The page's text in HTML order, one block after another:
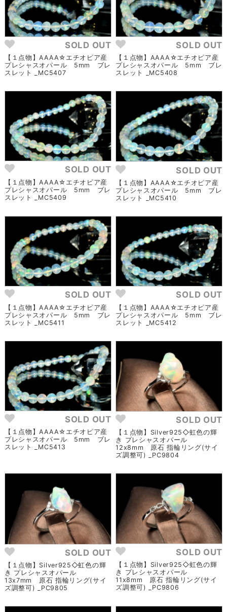
SOLD OUT
【１点物】AAAA☆エチオピア産
プレシャスオパール 5mm ブレ
スレット _MC5407
SOLD OUT
【１点物】AAAA☆エチオピア産
プレシャスオパール 5mm ブレ
スレット _MC5408
SOLD OUT
【１点物】AAAA☆エチオピア産
プレシャスオパール 5mm ブレ
スレット _MC5409
SOLD OUT
【１点物】AAAA☆エチオピア産
プレシャスオパール 5mm ブレ
スレット _MC5410
SOLD OUT
【１点物】AAAA☆エチオピア産
プレシャスオパール 5mm ブレ
スレット _MC5411
SOLD OUT
【１点物】AAAA☆エチオピア産
プレシャスオパール 5mm ブレ
スレット _MC5412
SOLD OUT
【１点物】AAAA☆エチオピア産
プレシャスオパール 5mm ブレ
スレット _MC5413
SOLD OUT
【１点物】Silver925◇虹色の輝
き プレシャスオパール
12x8mm 原石 指輪リング(サイ
ズ調整可) _PC9804
SOLD OUT
【１点物】Silver925◇虹色の輝
き プレシャスオパール
13x7mm 原石 指輪リング(サイ
ズ調整可) _PC9805
SOLD OUT
【１点物】Silver925◇虹色の輝
き プレシャスオパール
11x8mm 原石 指輪リング(サイ
ズ調整可) _PC9806